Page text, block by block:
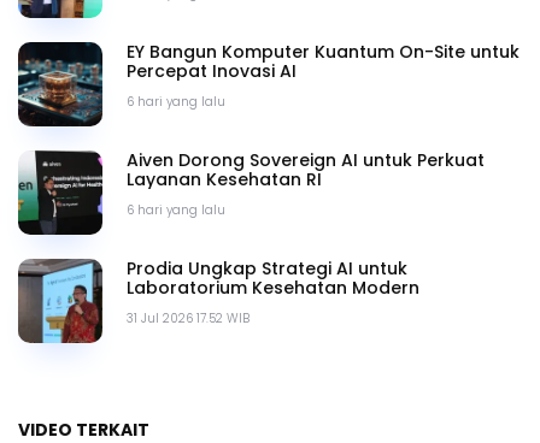
6 hari yang lalu
EY Bangun Komputer Kuantum On-Site untuk
Percepat Inovasi AI
6 hari yang lalu
Aiven Dorong Sovereign AI untuk Perkuat
Layanan Kesehatan RI
31 Jul 2026 17.52 WIB
Prodia Ungkap Strategi AI untuk
Laboratorium Kesehatan Modern
VIDEO TERKAIT